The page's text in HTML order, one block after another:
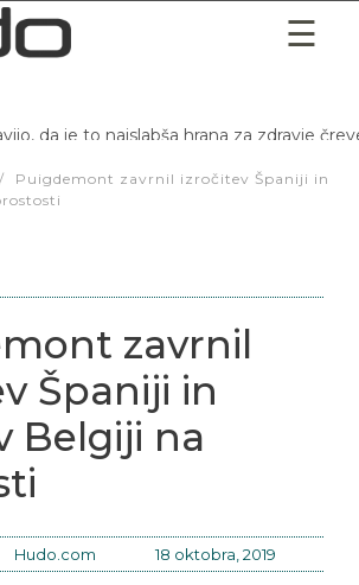
da je to najslabša hrana za zdravje
/
Puigdemont zavrnil izročitev Španiji in
zavrnil
Španiji in
Belgiji na
Hudo.com 18 oktobra, 2019